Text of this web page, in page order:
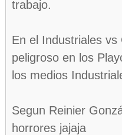
trabajo.
En el Industriales
peligroso en los
los medios
Segun Reinier
horrores jajaja